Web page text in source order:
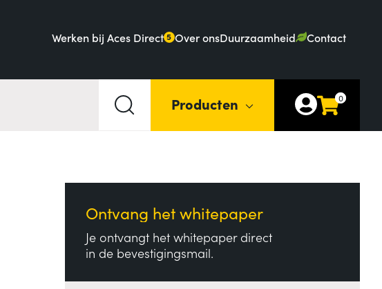
Werken bij Aces Direct 5 Over onsDuurzaamheid Contact
Producten 0
Ontvang het whitepaper
Je ontvangt het whitepaper direct
in de bevestigingsmail.